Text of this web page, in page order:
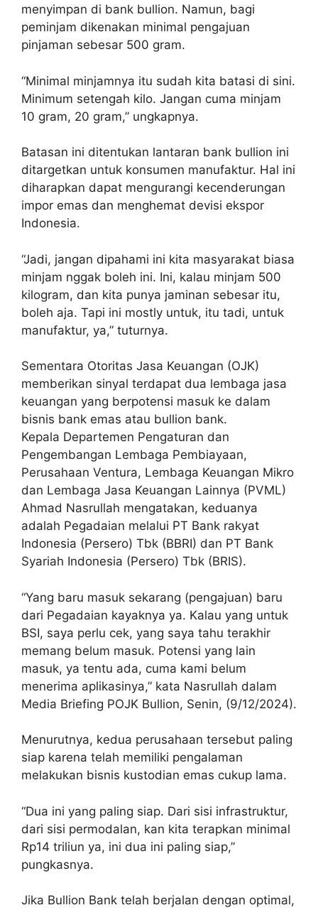
menyimpan di bank bullion. Namun, bagi
peminjam dikenakan minimal pengajuan
pinjaman sebesar 500 gram.
“Minimal minjamnya itu sudah kita batasi di sini.
Minimum setengah kilo. Jangan cuma minjam
10 gram, 20 gram,” ungkapnya.
Batasan ini ditentukan lantaran bank bullion ini
ditargetkan untuk konsumen manufaktur. Hal ini
diharapkan dapat mengurangi kecenderungan
impor emas dan menghemat devisi ekspor
Indonesia.
“Jadi, jangan dipahami ini kita masyarakat biasa
minjam nggak boleh ini. Ini, kalau minjam 500
kilogram, dan kita punya jaminan sebesar itu,
boleh aja. Tapi ini mostly untuk, itu tadi, untuk
manufaktur, ya,” tuturnya.
Sementara Otoritas Jasa Keuangan (OJK)
memberikan sinyal terdapat dua lembaga jasa
keuangan yang berpotensi masuk ke dalam
bisnis bank emas atau bullion bank.
Kepala Departemen Pengaturan dan
Pengembangan Lembaga Pembiayaan,
Perusahaan Ventura, Lembaga Keuangan Mikro
dan Lembaga Jasa Keuangan Lainnya (PVML)
Ahmad Nasrullah mengatakan, keduanya
adalah Pegadaian melalui PT Bank rakyat
Indonesia (Persero) Tbk (BBRI) dan PT Bank
Syariah Indonesia (Persero) Tbk (BRIS).
“Yang baru masuk sekarang (pengajuan) baru
dari Pegadaian kayaknya ya. Kalau yang untuk
BSI, saya perlu cek, yang saya tahu terakhir
memang belum masuk. Potensi yang lain
masuk, ya tentu ada, cuma kami belum
menerima aplikasinya,” kata Nasrullah dalam
Media Briefing POJK Bullion, Senin, (9/12/2024).
Menurutnya, kedua perusahaan tersebut paling
siap karena telah memiliki pengalaman
melakukan bisnis kustodian emas cukup lama.
“Dua ini yang paling siap. Dari sisi infrastruktur,
dari sisi permodalan, kan kita terapkan minimal
Rp14 triliun ya, ini dua ini paling siap,”
pungkasnya.
Jika Bullion Bank telah berjalan dengan optimal,